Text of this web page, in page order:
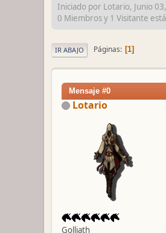
Iniciado por Lotario, Junio
0 Miembros y 1 Visitante
IR ABAJO Páginas 1
Mensaje #0
Lotario
Golliath